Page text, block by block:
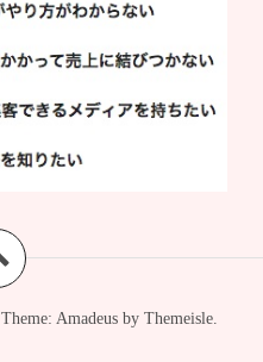
Theme: Amadeus by Themeisle.